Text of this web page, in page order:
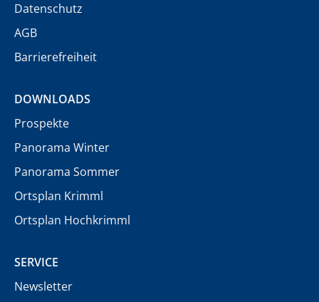
Datenschutz
AGB
Barrierefreiheit
DOWNLOADS
Prospekte
Panorama Winter
Panorama Sommer
Ortsplan Krimml
Ortsplan Hochkrimml
SERVICE
Newsletter